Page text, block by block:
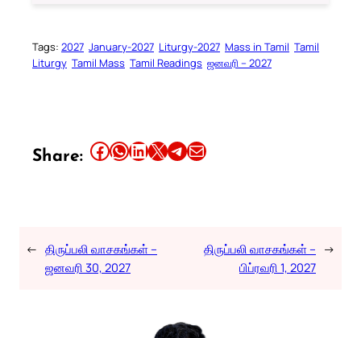
Tags: 2027 January-2027 Liturgy-2027 Mass in Tamil Tamil
Liturgy Tamil Mass Tamil Readings ஜனவரி – 2027
Share: Share this article on Facebook Share this article on WhatsApp Share this article on LinkedIn Share this article on X Share this article on TelegramEmail this Article
← திருப்பலி வாசகங்கள் –
ஜனவரி 30, 2027
திருப்பலி வாசகங்கள் –
பிப்ரவரி 1, 2027
→